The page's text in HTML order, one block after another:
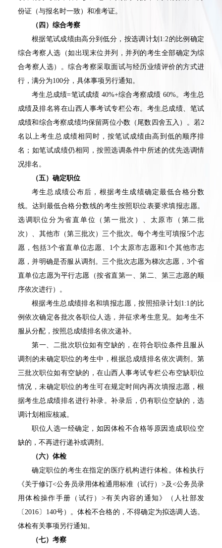
份证（与报名时一致）和准考证。
（四）综合考察
根据笔试成绩由高分到低分，按选调计划 1:2的比例确定
综合考察人选（如出现末位并列，并列的考生全部确定为综
合考察人选）。综合考察采取面试与经历业绩评价的方式进
行，满分为100分，具体事项另行通知。
考生总成绩=笔试成绩 40%+综合考察成绩 60%。考生总
成绩及排名将在山西人事考试专栏公布。考生总成绩、笔试
成绩和综合考察成绩均保留两位小数（尾数四舍五入）。若2
名以上考生总成绩相同时，按笔试成绩由高到低的顺序排
名；如笔试成绩仍相同，按照选调条件中所述的优先选调情
况排名。
（五）确定职位
考生总成绩公布后，根据考生成绩确定最低合格分数
线。达到最低合格分数线的考生按照职位表要求填报志愿。
选调职位分为省直单位（第一批次）、太原市（第二批
次）、其他市（第三批次）三个批次。每个考生可填报5个志
愿，包括3个省直单位志愿、 1个太原市志愿和 1个其他市志
愿，并明确是否服从调剂。三个批次志愿为梯次志愿， 3个省
直单位志愿为平行志愿（按省直第一、第二、第三志愿的顺
序依次进行）。
根据考生总成绩排名和填报志愿，按照招录计划 1:1 的比
例依次确定各批次各职位人选，并征求考生意见。如考生不
服从分配，按照总成绩排名依次递补。
第一、二批次职位如有空缺的，在符合职位条件且服从
调剂的未确定职位的考生中，根据总成绩排名依次调剂。第
三批次职位如有空缺的，在山西人事考试专栏公布空缺职位
情况，未确定职位的考生可在规定时间内再次填报志愿，根
据考生总成绩排名进行补录。补录后，仍有职位空缺的，选
调计划相应核减。
职位人选一经确定，如因体检不合格等原因造成职位空
缺的，不再进行递补或调剂。
（六）体检
确定职位的考生在指定的医疗机构进行体检。体检执行
《关于修订<公务员录用体检通用标准（试行） >及<公务员录
用体检操作手册（试行） >有关内容的通知》（人社部发
〔2016 〕 140号）。体检不合格的，不得确定为拟选调人选。
体检有关事项另行通知。
（七）考察